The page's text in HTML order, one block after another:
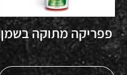
פפריקה מתוקה בשמן